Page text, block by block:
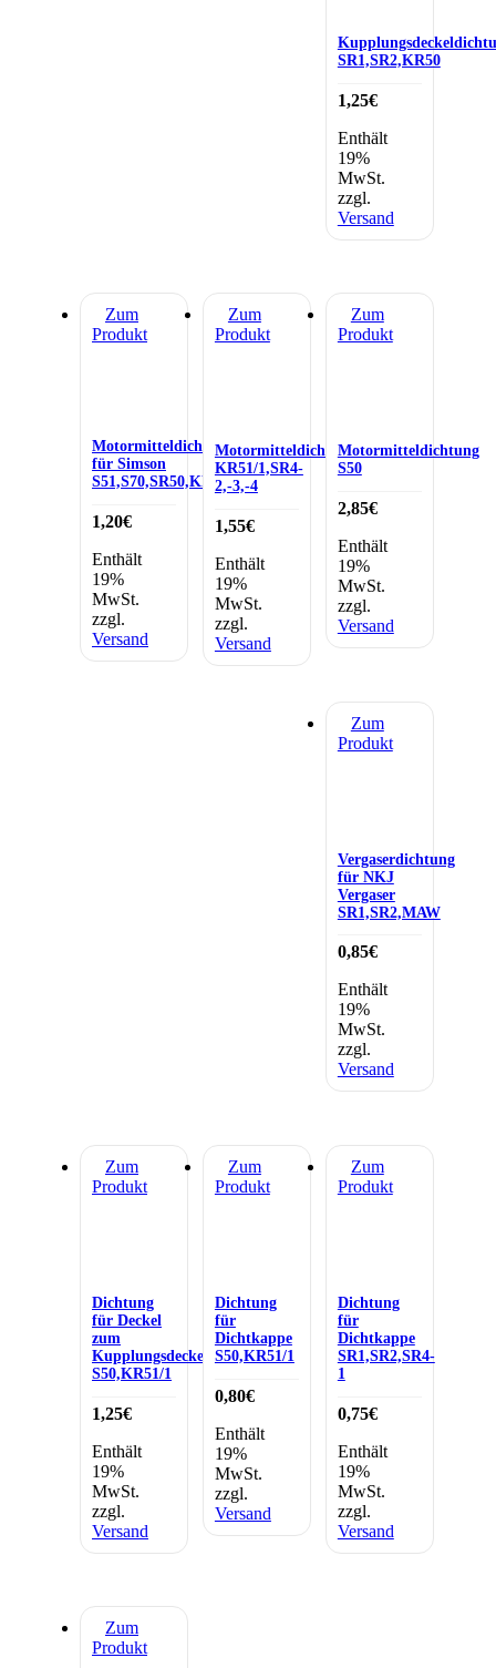
SR1,SR2,KR50
1,25€
Enthält
19%
MwSt.
zzgl.
Versand
Zum
Produkt
Motormitteldichtung
für Simson
S51,S70,SR50,KR51/2
1,20€
Enthält
19%
MwSt.
zzgl.
Versand
Zum
Produkt
Motormitteldichtung
KR51/1,SR4-
2,-3,-4
1,55€
Enthält
19%
MwSt.
zzgl.
Versand
Zum
Produkt
Motormitteldichtung
S50
2,85€
Enthält
19%
MwSt.
zzgl.
Versand
Zum
Produkt
Vergaserdichtung
für NKJ
Vergaser
SR1,SR2,MAW
0,85€
Enthält
19%
MwSt.
zzgl.
Versand
Zum
Produkt
Dichtung
für Deckel
zum
Kupplungsdeckel
S50,KR51/1
1,25€
Enthält
19%
MwSt.
zzgl.
Versand
Zum
Produkt
Dichtung
für
Dichtkappe
S50,KR51/1
0,80€
Enthält
19%
MwSt.
zzgl.
Versand
Zum
Produkt
Dichtung
für
Dichtkappe
SR1,SR2,SR4-
1
0,75€
Enthält
19%
MwSt.
zzgl.
Versand
Zum
Produkt